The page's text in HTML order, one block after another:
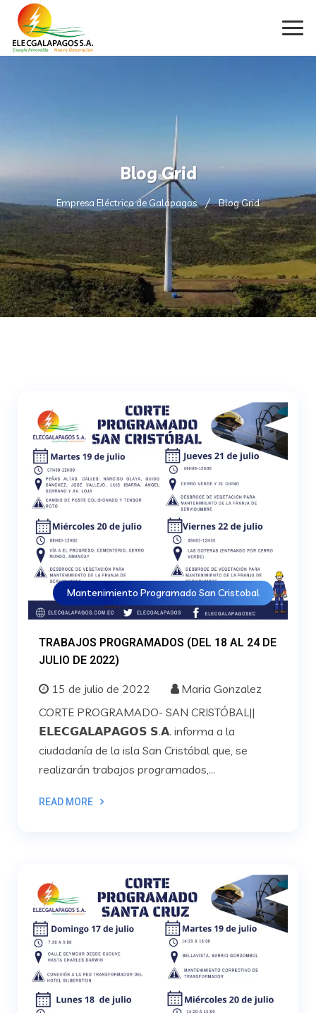
Blog Grid
Empresa Eléctrica de Galápagos Blog Grid
Mantenimiento Programado San Cristobal
TRABAJOS PROGRAMADOS (DEL 18 AL 24 DE
JULIO DE 2022)
15 de julio de 2022
Maria Gonzalez
CORTE PROGRAMADO- SAN CRISTÓBAL||
𝗘𝗟𝗘𝗖𝗚𝗔𝗟𝗔𝗣𝗔𝗚𝗢𝗦 𝗦.𝗔. informa a la
ciudadanía de la isla San Cristóbal que, se
realizarán trabajos programados,...
READ MORE